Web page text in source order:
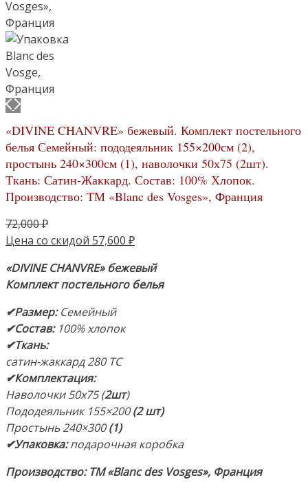
«DIVINE CHANVRE» бежевый. Комплект постельного
белья Семейный: пододеяльник 155×200см (2),
простынь 240×300см (1), наволочки 50х75 (2шт).
Ткань: Сатин-Жаккард. Состав: 100% Хлопок.
Производство: ТМ «Blanc des Vosges», Франция
72,000₽Первоначальная
цена
72,000 ₽.
Цена со скидой 57,600 ₽Текущая
57,600 ₽.
«DIVINE CHANVRE» бежевый
Комплектпостельного белья
✔Размер:Семейный
✔Состав: 100% хлопок
✔Ткань:
сатин-жаккард 280 TC
✔Комплектация:
Наволочки 50х75 (2шт)
Пододеяльник 155×200(2 шт)
Простынь 240×300(1)
✔Упаковка:подарочная коробка
Производство: ТМ «Blanc des Vosges», Франция